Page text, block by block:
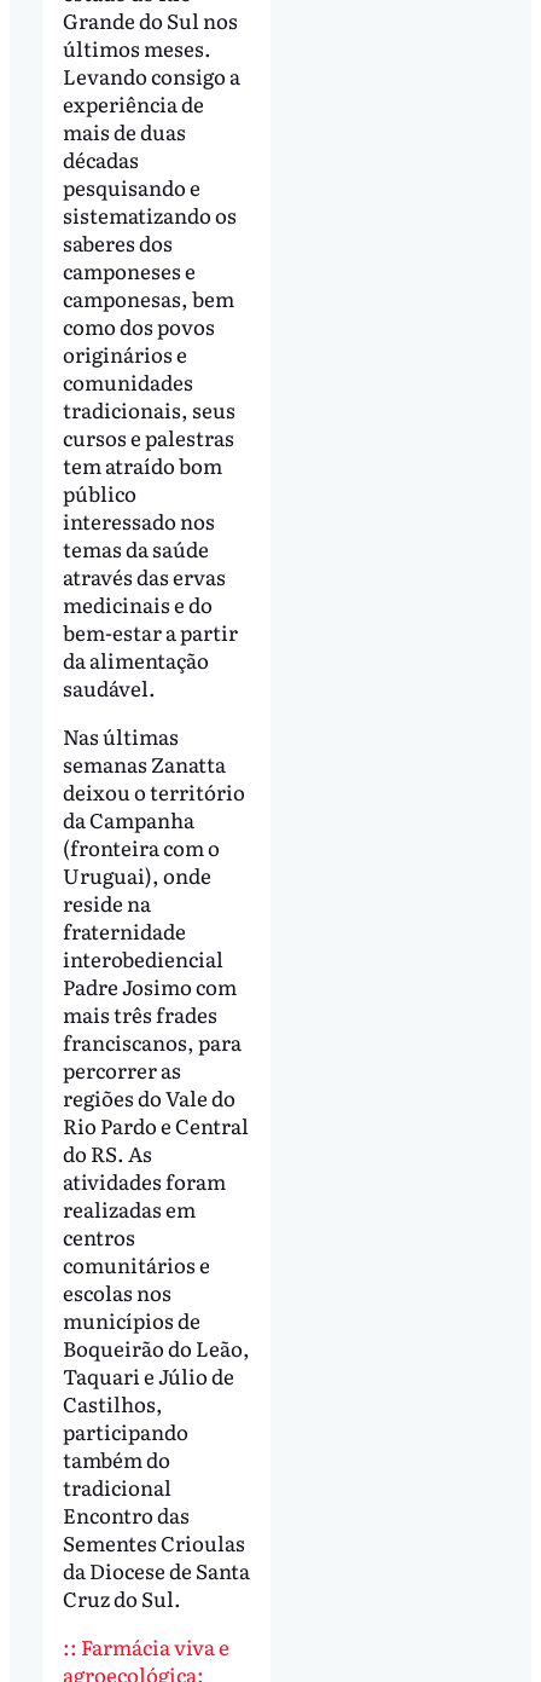
Grande do Sul nos
últimos meses.
Levando consigo a
experiência de
mais de duas
décadas
pesquisando e
sistematizando os
saberes dos
camponeses e
camponesas, bem
como dos povos
originários e
comunidades
tradicionais, seus
cursos e palestras
tem atraído bom
público
interessado nos
temas da saúde
através das ervas
medicinais e do
bem-estar a partir
da alimentação
saudável.
Nas últimas
semanas Zanatta
deixou o território
da Campanha
(fronteira com o
Uruguai), onde
reside na
fraternidade
interobediencial
Padre Josimo com
mais três frades
franciscanos, para
percorrer as
regiões do Vale do
Rio Pardo e Central
do RS. As
atividades foram
realizadas em
centros
comunitários e
escolas nos
municípios de
Boqueirão do Leão,
Taquari e Júlio de
Castilhos,
participando
também do
tradicional
Encontro das
Sementes Crioulas
da Diocese de Santa
Cruz do Sul.
:: Farmácia viva e
agroecológica: